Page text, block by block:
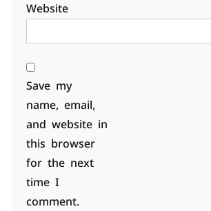
Website
Save my
name, email,
and website in
this browser
for the next
time I
comment.